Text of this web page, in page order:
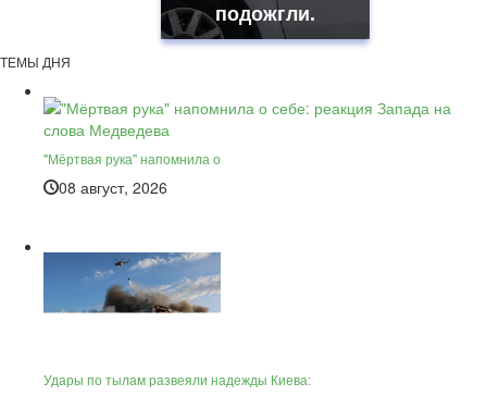
подожгли.
ТЕМЫ ДНЯ
"Мёртвая рука" напомнила о
08 август, 2026
Удары по тылам развеяли надежды Киева: